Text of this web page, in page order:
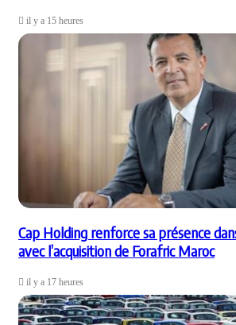
il y a 15 heures
Cap Holding renforce sa présence
avec l’acquisition de Forafric Maroc
il y a 17 heures